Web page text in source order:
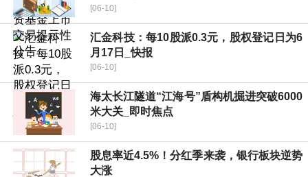
[06-10]
汇金科技：每10股派0.3元，股权登记日为6
月17日_快报
[06-10]
海太长江隧道“江海号”盾构机掘进突破6000
米大关_即时焦点
[06-10]
股息率近4.5%！分红季来袭，银行板块逆势
大涨